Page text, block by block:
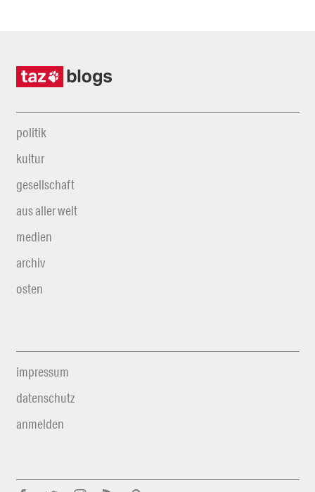
politik
kultur
gesellschaft
aus aller welt
medien
archiv
osten
impressum
datenschutz
anmelden